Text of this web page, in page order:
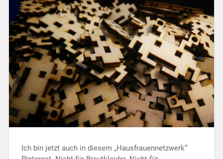
Ich bin jetzt auch in diesem „Hausfrauennetzwerk“